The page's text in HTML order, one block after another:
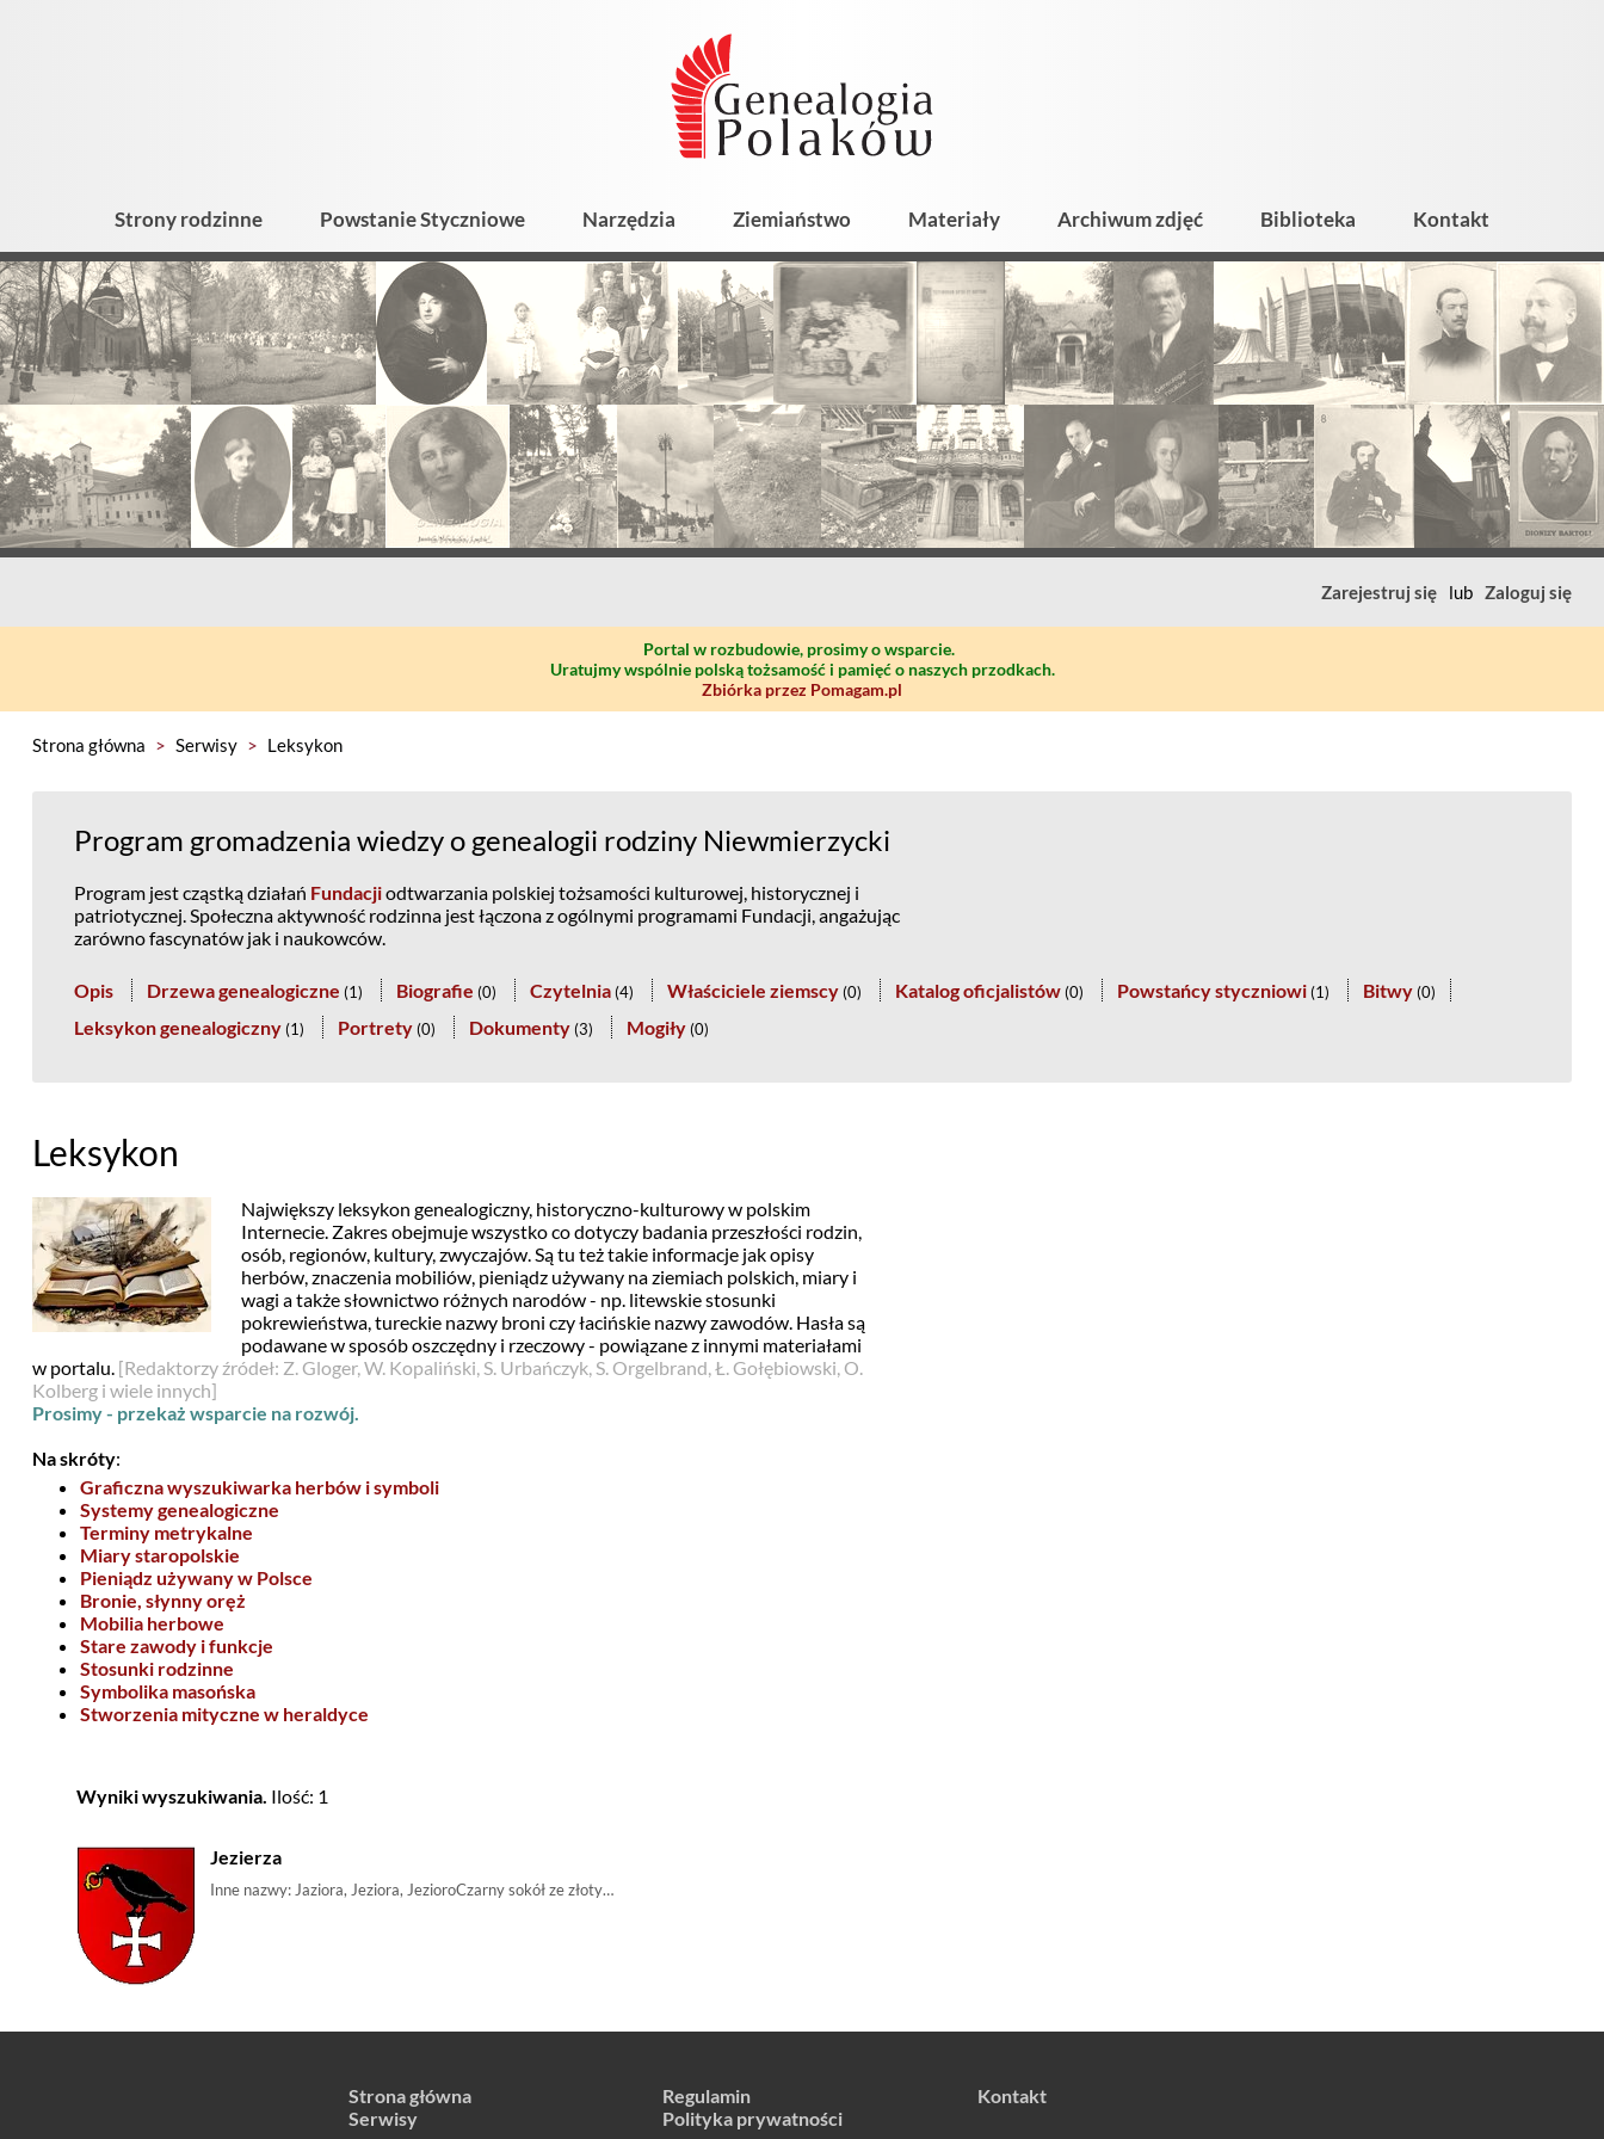
Strony rodzinne Powstanie Styczniowe Narzędzia Ziemiaństwo Materiały Archiwum zdjęć Biblioteka Kontakt
Zarejestruj się lub Zaloguj się
Portal w rozbudowie, prosimy o wsparcie.
Uratujmy wspólnie polską tożsamość i pamięć o naszych przodkach.
Zbiórka przez Pomagam.pl
Strona główna > Serwisy > Leksykon
Program gromadzenia wiedzy o genealogii rodziny Niewmierzycki
Program jest cząstką działań Fundacjiodtwarzania polskiej tożsamości kulturowej, historycznej i
patriotycznej. Społeczna aktywność rodzinna jest łączona z ogólnymi programami Fundacji, angażując
zarówno fascynatów jak i naukowców.
Opis Drzewa genealogiczne (1) Biografie (0) Czytelnia (4) Właściciele ziemscy (0) Katalog oficjalistów (0) Powstańcy styczniowi (1) Bitwy (0)
Leksykon genealogiczny (1) Portrety (0) Dokumenty (3) Mogiły (0)
Leksykon
Największy leksykon genealogiczny, historyczno-kulturowy w polskim
Internecie. Zakres obejmuje wszystko co dotyczy badania przeszłości rodzin,
osób, regionów, kultury, zwyczajów. Są tu też takie informacje jak opisy
herbów, znaczenia mobiliów, pieniądz używany na ziemiach polskich, miary i
wagi a także słownictwo różnych narodów - np. litewskie stosunki
pokrewieństwa, tureckie nazwy broni czy łacińskie nazwy zawodów. Hasła są
podawane w sposób oszczędny i rzeczowy - powiązane z innymi materiałami
w portalu. [Redaktorzy źródeł: Z. Gloger, W. Kopaliński, S. Urbańczyk, S. Orgelbrand, Ł. Gołębiowski, O.
Kolberg i wiele innych]
Prosimy - przekaż wsparcie na rozwój.
Na skróty:
Graficzna wyszukiwarka herbów i symboli
Systemy genealogiczne
Terminy metrykalne
Miary staropolskie
Pieniądz używany w Polsce
Bronie, słynny oręż
Mobilia herbowe
Stare zawody i funkcje
Stosunki rodzinne
Symbolika masońska
Stworzenia mityczne w heraldyce
Wyniki wyszukiwania. Ilość: 1
Jezierza
Strona główna
Serwisy
Regulamin
Polityka prywatności
Kontakt